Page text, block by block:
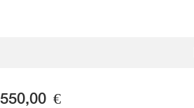
550,00 €